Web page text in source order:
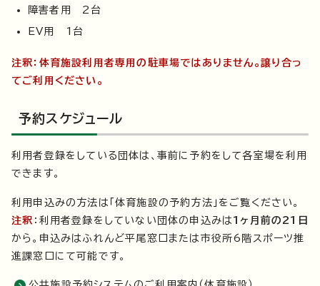
障害者用 2台
EV用 1台
注釈：体育施設利用者専用の駐車場ではありません。譲り合っ
てご利用ください。
予約スケジュール
利用者登録をしている団体は、事前に予約をして各室場を利用
できます。
利用申込みの方法は「体育施設の予約方法」をご覧ください。
注釈 ：利用者登録をしていない団体の申込みは 1ヶ月前の21日
から。申込みはふれんど平尾窓口または市役所6階スポーツ推
進課窓口にて可能です。